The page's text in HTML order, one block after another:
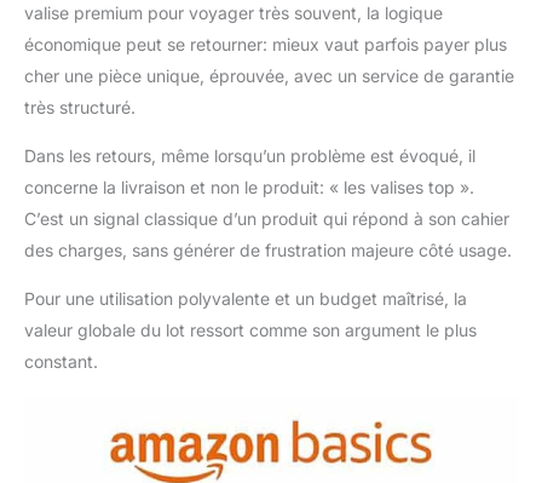
valise premium pour voyager très souvent, la logique
économique peut se retourner: mieux vaut parfois payer plus
cher une pièce unique, éprouvée, avec un service de garantie
très structuré.
Dans les retours, même lorsqu’un problème est évoqué, il
concerne la livraison et non le produit: « les valises top ».
C’est un signal classique d’un produit qui répond à son cahier
des charges, sans générer de frustration majeure côté usage.
Pour une utilisation polyvalente et un budget maîtrisé, la
valeur globale du lot ressort comme son argument le plus
constant.